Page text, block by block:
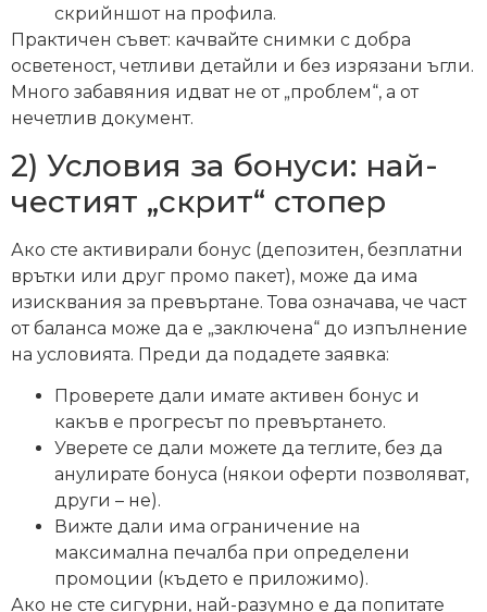
скрийншот на профила.
Практичен съвет: качвайте снимки с добра
осветеност, четливи детайли и без изрязани ъгли.
Много забавяния идват не от „проблем“, а от
нечетлив документ.
2) Условия за бонуси: най-
честият „скрит“ стопер
Ако сте активирали бонус (депозитен, безплатни
врътки или друг промо пакет), може да има
изисквания за превъртане. Това означава, че част
от баланса може да е „заключена“ до изпълнение
на условията. Преди да подадете заявка:
Проверете дали имате активен бонус и
какъв е прогресът по превъртането.
Уверете се дали можете да теглите, без да
анулирате бонуса (някои оферти позволяват,
други – не).
Вижте дали има ограничение на
максимална печалба при определени
промоции (където е приложимо).
Ако не сте сигурни, най-разумно е да попитате